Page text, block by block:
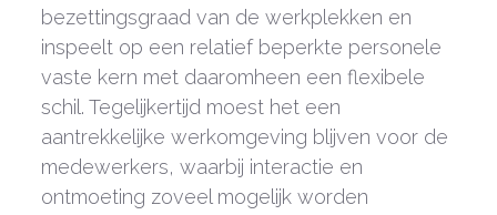
bezettingsgraad van de werkplekken en
inspeelt op een relatief beperkte personele
vaste kern met daaromheen een flexibele
schil. Tegelijkertijd moest het een
aantrekkelijke werkomgeving blijven voor de
medewerkers, waarbij interactie en
ontmoeting zoveel mogelijk worden